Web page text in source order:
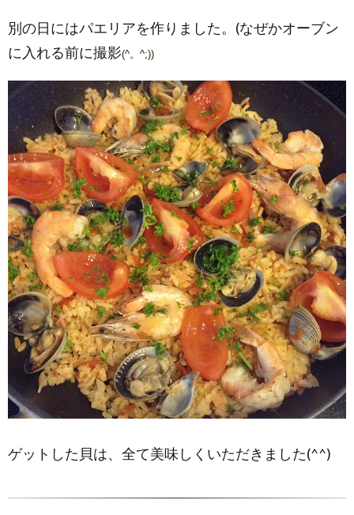
別の日にはパエリアを作りました。(なぜかオーブン
に入れる前に撮影(^。^;))
ゲットした貝は、全て美味しくいただきました(^^)